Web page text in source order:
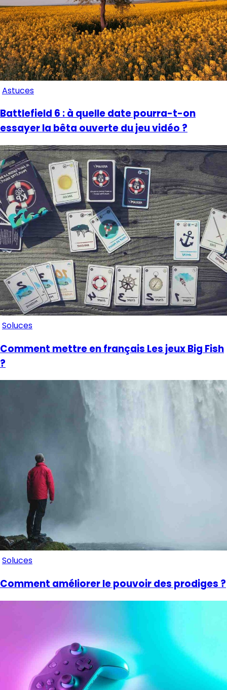
Astuces
Battlefield 6 : à quelle date pourra-t-on
essayer la bêta ouverte du jeu vidéo ?
Soluces
Comment mettre en français Les jeux Big Fish
?
Soluces
Comment améliorer le pouvoir des prodiges ?